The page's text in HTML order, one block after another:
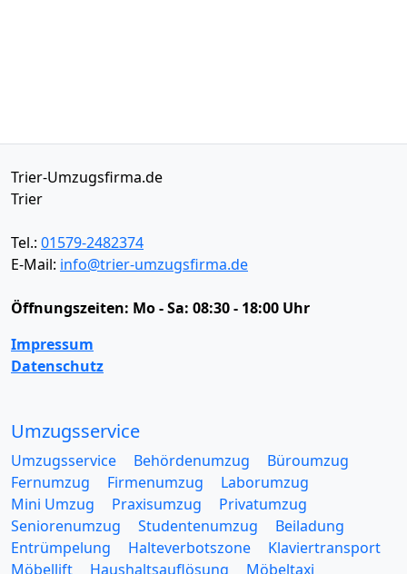
Trier-Umzugsfirma.de
Trier
Tel.: 01579-2482374
E-Mail: info@trier-umzugsfirma.de
Öffnungszeiten: Mo - Sa: 08:30 - 18:00 Uhr
Impressum
Datenschutz
Umzugsservice
Umzugsservice Behördenumzug
Büroumzug
Fernumzug
Firmenumzug
Laborumzug
Mini Umzug
Praxisumzug
Privatumzug
Seniorenumzug
Studentenumzug
Beiladung
Entrümpelung
Halteverbotszone
Klaviertransport
Möbellift
Haushaltsauflösung
Möbeltaxi